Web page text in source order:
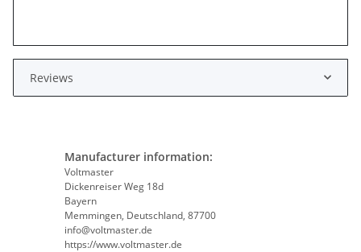
Reviews
Manufacturer information:
Voltmaster
Dickenreiser Weg 18d
Bayern
Memmingen, Deutschland, 87700
info@voltmaster.de
https://www.voltmaster.de